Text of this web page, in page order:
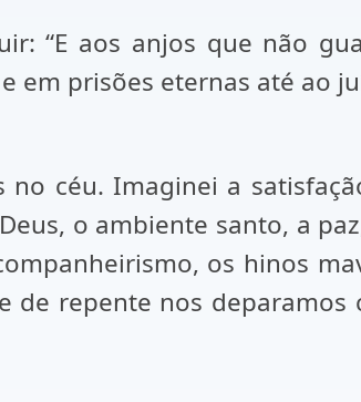
“E aos anjos que não
prisões eternas até ao
céu. Imaginei a
o ambiente santo, a
os hinos
repente nos deparamos